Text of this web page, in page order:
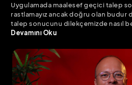
Uygulamada maalesef geçici talep
rastlamayız ancak doğru olan budur
talep sonucunu dilekçemizde nasıl
sonucumuzu kesin talep sonucuna
reddi durumunu güncel Yargıtay
ışığında bu bölümde inceledik.
Devamını Oku